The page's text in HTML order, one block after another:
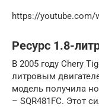
https://youtube.com/
Ресурс 1.8-
В 2005 году Chery
литровым
модель получила
– SQR481FC. Этот